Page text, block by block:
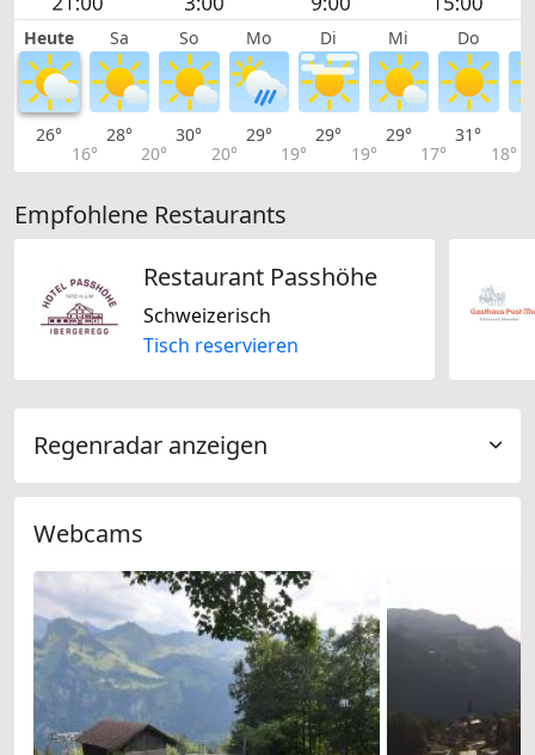
Heute Sa So Mo Di Mi Do
26°
16°
28°
20°
30°
20°
29°
19°
29°
19°
29°
17°
31°
18°
Empfohlene Restaurants
Restaurant Passhöhe
Schweizerisch
Tisch reservieren
Regenradar anzeigen
Webcams